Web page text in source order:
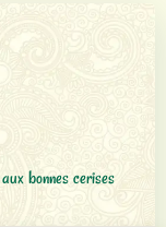
bonnes cerises